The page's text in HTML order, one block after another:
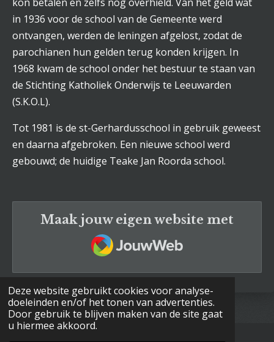
Deze website gebruikt cookies voor analyse-
doeleinden en/of het tonen van advertenties.
Door gebruik te blijven maken van de site gaat
u hiermee akkoord.
in 1936 voor de school van de Gemeente werd
ontvangen, werden de leningen afgelost, zodat de
parochianen hun gelden terug konden krijgen. In
1968 kwam de school onder het bestuur te staan van
de Stichting Katholiek Onderwijs te Leeuwarden
(S.K.O.L).
Tot 1981 is de st-Gerhardusschool in gebruik geweest
en daarna afgebroken. Een nieuwe school werd
gebouwd; de huidige Teake Jan Roorda school.
Maak jouw eigen website met
JouwWeb